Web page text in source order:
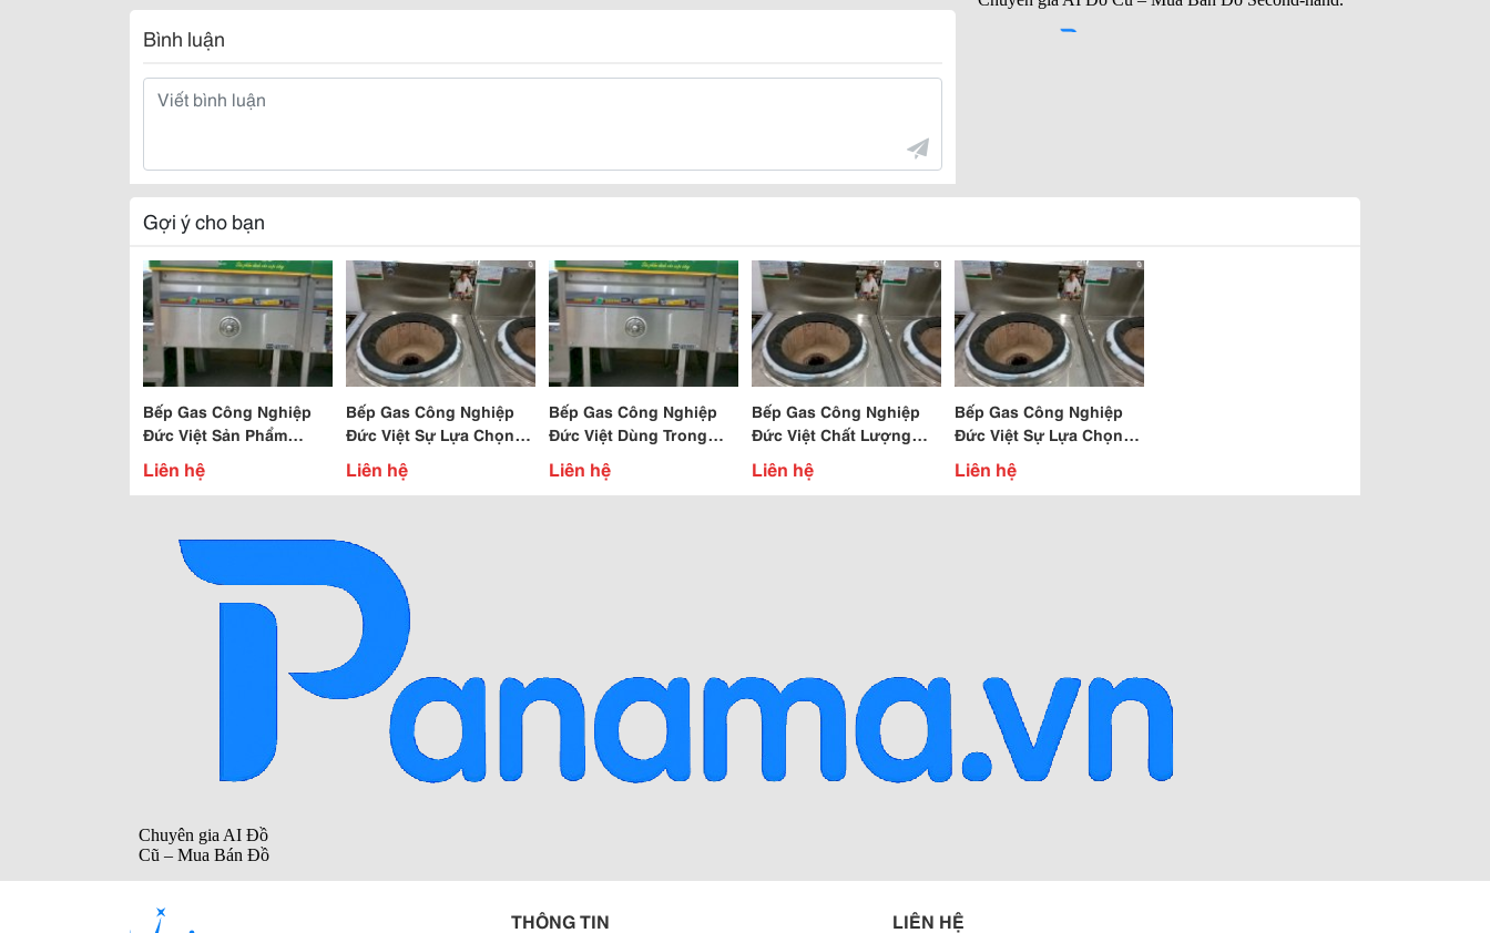
Bình luận
Gợi ý cho bạn
Bếp Gas Công Nghiệp
Đức Việt Sản Phẩm
Không Thể Thiếu Trong
Căn Bếp Công Nghiệp
Liên hệ
Bếp Gas Công Nghiệp
Đức Việt Sự Lựa Chọn
Của Mọi Công Trình
Công Nghiệp Trên Toà
Liên hệ
Bếp Gas Công Nghiệp
Đức Việt Dùng Trong
Các Nhà Hàng Khách
Sạn
Liên hệ
Bếp Gas Công Nghiệp
Đức Việt Chất Lượng
Cao
Liên hệ
Bếp Gas Công Nghiệp
Đức Việt Sự Lựa Chọn
Của Mọi Công Trình Trên
Toàn Quốc
Liên hệ
THÔNG TIN LIÊN HỆ